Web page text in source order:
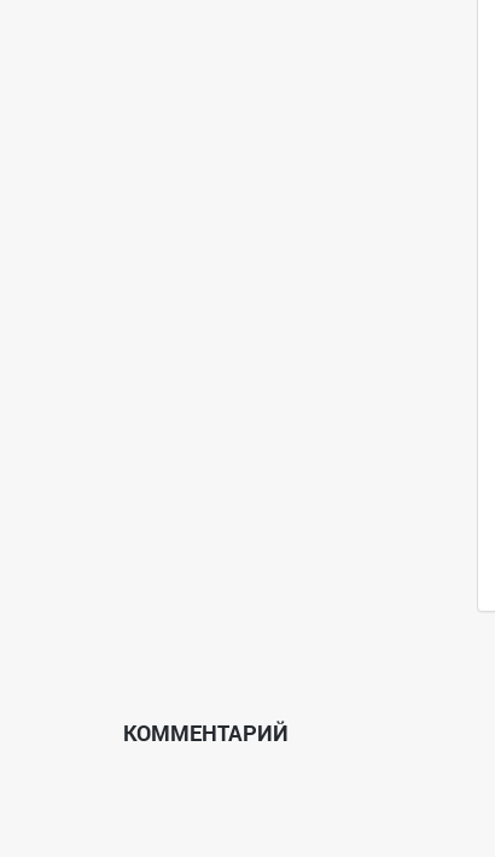
КОММЕНТАРИЙ